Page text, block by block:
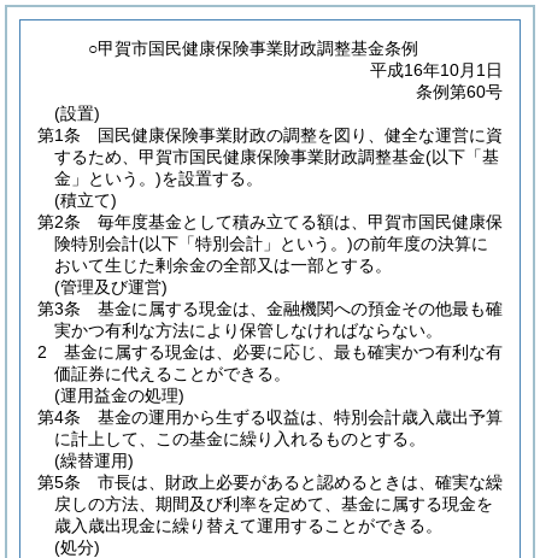
○甲賀市国民健康保険事業財政調整基金条例
平成16年10月1日
条例第60号
(設置)
第1条
国民健康保険事業財政の調整を図り、健全な運営に資
するため、甲賀市国民健康保険事業財政調整基金(以下「基
金」という。)を設置する。
(積立て)
第2条
毎年度基金として積み立てる額は、甲賀市国民健康保
険特別会計(以下「特別会計」という。)の前年度の決算に
おいて生じた剰余金の全部又は一部とする。
(管理及び運営)
第3条
基金に属する現金は、金融機関への預金その他最も確
実かつ有利な方法により保管しなければならない。
2
基金に属する現金は、必要に応じ、最も確実かつ有利な有
価証券に代えることができる。
(運用益金の処理)
第4条
基金の運用から生ずる収益は、特別会計歳入歳出予算
に計上して、この基金に繰り入れるものとする。
(繰替運用)
第5条
市長は、財政上必要があると認めるときは、確実な繰
戻しの方法、期間及び利率を定めて、基金に属する現金を
歳入歳出現金に繰り替えて運用することができる。
(処分)